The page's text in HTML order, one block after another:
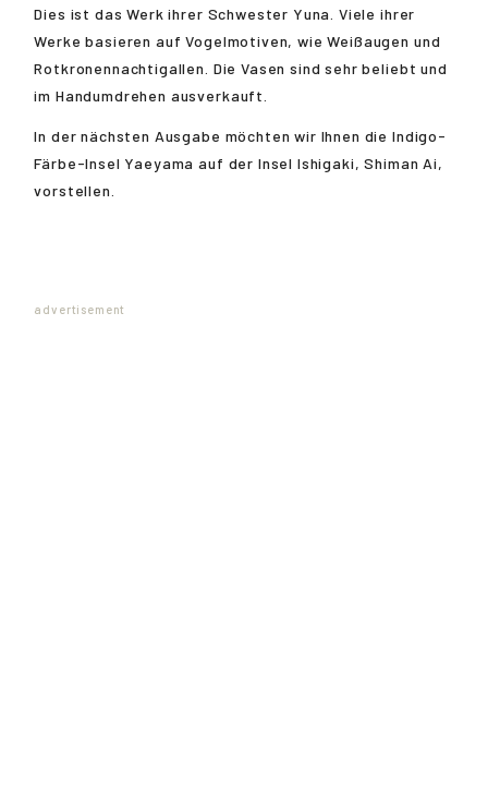
Dies ist das Werk ihrer Schwester Yuna. Viele ihrer
Werke basieren auf Vogelmotiven, wie Weißaugen und
Rotkronennachtigallen. Die Vasen sind sehr beliebt und
im Handumdrehen ausverkauft.
In der nächsten Ausgabe möchten wir Ihnen die Indigo-
Färbe-Insel Yaeyama auf der Insel Ishigaki, Shiman Ai,
vorstellen.
advertisement